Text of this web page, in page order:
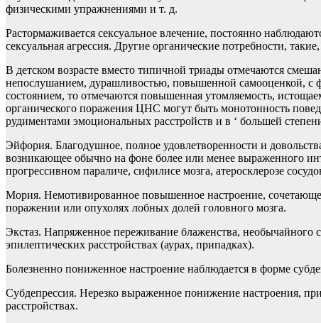
физическими упражнениями и т. д.
Растормаживается сексуальное влечение, постоянно
сексуальная агрессия. Другие органические потребности,
В детском возрасте вместо типичной триады отмечаются
непослушанием, дурашливостью, повышенной самооценкой, с
состоянием, то отмечаются повышенная утомляемость,
органического поражения ЦНС могут быть монотонность
рудиментами эмоциональных расстройств и в ‘ большей
Эйфория. Благодушное, полное удовлетворенности и
возникающее обычно на фоне более или менее выраженного
прогрессивном параличе, сифилисе мозга, атеросклерозе
Мория. Немотивированное повышенное настроение,
поражении или опухолях лобных долей головного мозга.
Экстаз. Напряженное переживание блаженства, необычайного
эпилептических расстройствах (аурах, припадках).
Болезненно пониженное настроение наблюдается в форме
Субдепрессия. Нерезко выраженное понижение настроения,
расстройствах.